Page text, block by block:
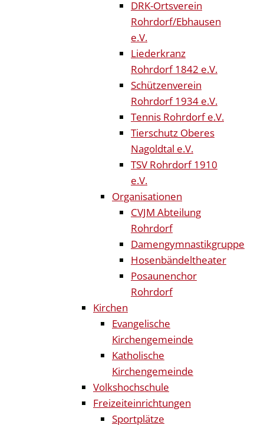
DRK-Ortsverein
Rohrdorf/Ebhausen
e.V.
Liederkranz
Rohrdorf 1842 e.V.
Schützenverein
Rohrdorf 1934 e.V.
Tennis Rohrdorf e.V.
Tierschutz Oberes
Nagoldtal e.V.
TSV Rohrdorf 1910
e.V.
Organisationen
CVJM Abteilung
Rohrdorf
Damengymnastikgruppe
Hosenbändeltheater
Posaunenchor
Rohrdorf
Kirchen
Evangelische
Kirchengemeinde
Katholische
Kirchengemeinde
Volkshochschule
Freizeiteinrichtungen
Sportplätze